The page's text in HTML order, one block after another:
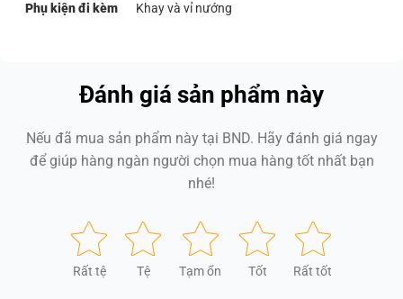
Phụ kiện đi kèm Khay và vỉ nướng
Đánh giá sản phẩm này
Nếu đã mua sản phẩm này tại BND. Hãy đánh giá ngay
để giúp hàng ngàn người chọn mua hàng tốt nhất bạn
nhé!
Rất tệ Tệ Tạm ổn Tốt Rất tốt